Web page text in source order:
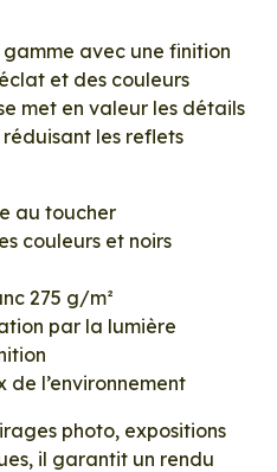
avec une finition
et des couleurs
met en valeur les détails
les reflets
au toucher
couleurs et noirs
275 g/m²
par la lumière
de l’environnement
photo, expositions
il garantit un rendu